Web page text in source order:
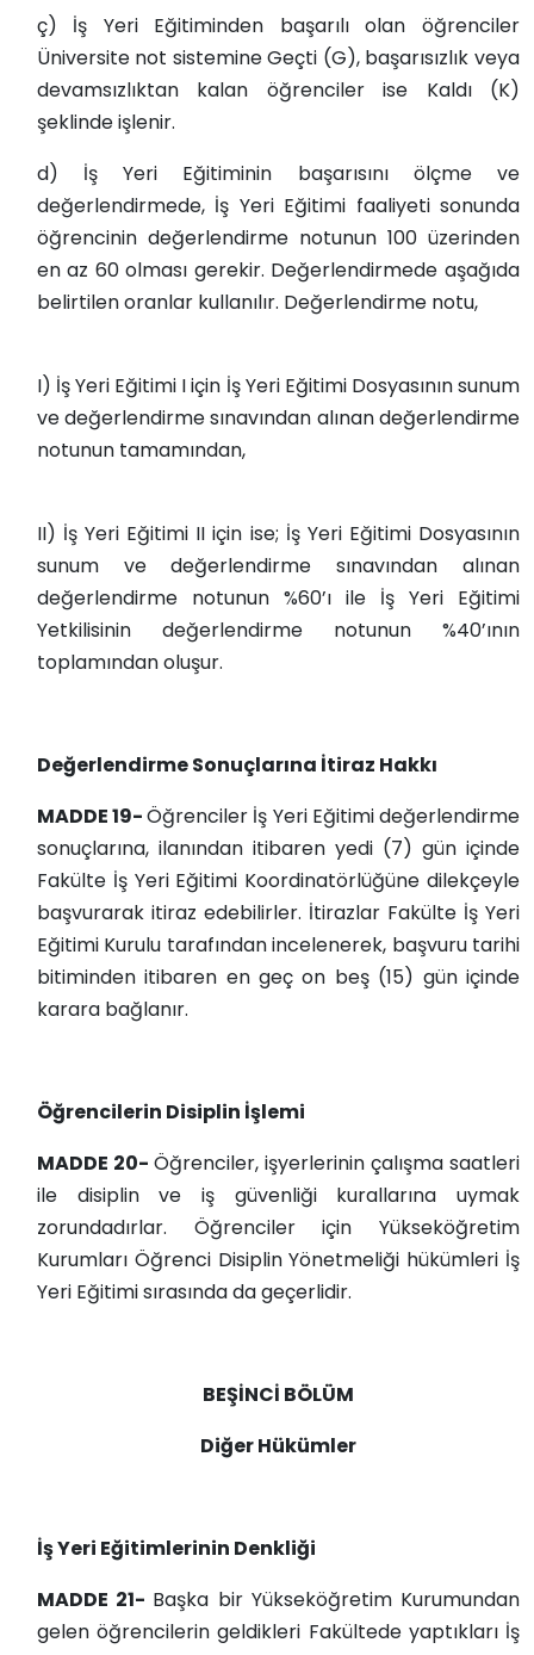
ç) İş Yeri Eğitiminden başarılı olan öğrenciler
Üniversite not sistemine Geçti (G), başarısızlık veya
devamsızlıktan kalan öğrenciler ise Kaldı (K)
şeklinde işlenir.
d) İş Yeri Eğitiminin başarısını ölçme ve
değerlendirmede, İş Yeri Eğitimi faaliyeti sonunda
öğrencinin değerlendirme notunun 100 üzerinden
en az 60 olması gerekir. Değerlendirmede aşağıda
belirtilen oranlar kullanılır. Değerlendirme notu,
I) İş Yeri Eğitimi I için İş Yeri Eğitimi Dosyasının sunum
ve değerlendirme sınavından alınan değerlendirme
notunun tamamından,
II) İş Yeri Eğitimi II için ise; İş Yeri Eğitimi Dosyasının
sunum ve değerlendirme sınavından alınan
değerlendirme notunun %60’ı ile İş Yeri Eğitimi
Yetkilisinin değerlendirme notunun %40’ının
toplamından oluşur.
Değerlendirme Sonuçlarına İtiraz Hakkı
MADDE 19-Öğrenciler İş Yeri Eğitimi değerlendirme
sonuçlarına, ilanından itibaren yedi (7) gün içinde
Fakülte İş Yeri Eğitimi Koordinatörlüğüne dilekçeyle
başvurarak itiraz edebilirler. İtirazlar Fakülte İş Yeri
Eğitimi Kurulu tarafından incelenerek, başvuru tarihi
bitiminden itibaren en geç on beş (15) gün içinde
karara bağlanır.
Öğrencilerin Disiplin İşlemi
MADDE 20- Öğrenciler, işyerlerinin çalışma saatleri
ile disiplin ve iş güvenliği kurallarına uymak
zorundadırlar. Öğrenciler için Yükseköğretim
Kurumları Öğrenci Disiplin Yönetmeliği hükümleri İş
Yeri Eğitimi sırasında da geçerlidir.
BEŞİNCİ BÖLÜM
Diğer Hükümler
İş Yeri Eğitimlerinin Denkliği
MADDE 21- Başka bir Yükseköğretim Kurumundan
gelen öğrencilerin geldikleri Fakültede yaptıkları İş